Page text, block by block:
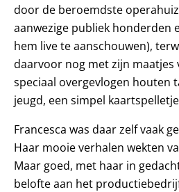
door de beroemdste
aanwezige publiek honderden
hem live te aanschouwen),
daarvoor nog met zijn maatjes
speciaal overgevlogen houten
jeugd, een simpel
Francesca was daar zelf vaak
Haar mooie verhalen wekten
Maar goed, met haar in
belofte aan het